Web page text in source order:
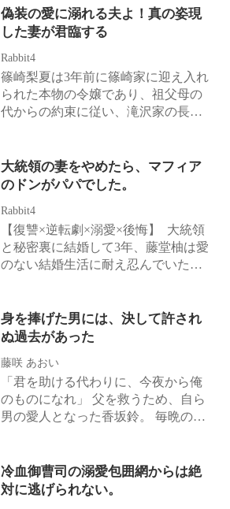
る隙さえ与えなかった。名門中の名
門・加藤家の御曹司にして、海軍大
を突きつけたのだ。その衝撃は、上
流社会を根底から揺るがしていく
――！
片山美月が最低な男に付きまとわれ
ていたところ、篠原蒼真が颯爽と現
うつむいて感謝を伝えると、彼は彼
女を見下ろし、耳元で低く囁いた。
「感謝するより、君に篠原の妻にな
ってほしい」
振り返った瞬間、景色は一変する。
五台の超高級車が連なる出迎え。引
き継がれる、数千億単位の莫大な遺
産。本物のトップ令嬢として舞い戻
った彼女を、街中の御曹司たちが狂
ったように追いかけ始めたのだ。 そ
れだけじゃない。女を寄せ付けず、
物を狙うように、彼女へと急接近し
てきて——。 やがて、蓮矢は自分の
這いつくばって復縁を懇願する。 知
依は冷たく笑みを浮かべ、隣の男の
腕にしなだれかかる。「元夫さん、
よく見て。今、私の隣にいる人は、
復縁すればいい」 彼は時水恋がずっ
とその場で待っていると信じていた
が、彼女はもう目が覚めていた。 涙
は枯れ果て、時水恋の心も死んだ。
こうして偽りの離婚は、本当の別れ
となった。 子を堕ろし、人生を再出
――狂ってしまった。 ――後に、噂
が流れた。かつて傲岸不遜を極めた
あの陸名家の御曹司が、血走った目
でマイバッハを飛ばし、狂ったよう
に彼女を追い続けた、と。ただ、憐
れみの一瞥を乞うためだけに……。
偽装の愛に溺れる夫よ！真の姿現
した妻が君臨する
Rabbit4
篠崎梨夏は3年前に篠崎家に迎え入れ
られた本物の令嬢であり、祖父母の
代からの約束に従い、滝沢家の長
てきた男性だった。 結婚からの3年
間、篠崎梨夏は滝沢正司のために自
陰で支える完璧な妻になることだけ
を願っていた。 自分が世界で一番幸
せな女性だと思っていた彼女に、現
実は残酷な仕打ちを下す。 夫は、不
夏の実の両親や兄と結託し、真奈と
盛大な結婚式を挙げたのだ。 「法的
な効力のない偽の結婚式だ。死にゆ
く人間に目くじらを立てる必要があ
るのか？」 悪びれない夫の態度と家
族の冷たい視線に心底失望した篠崎
梨夏は、離婚協議書を残し、身一つ
引きに過ぎないと思い込んでいた。
ベンチャーキャピタルの創設者、ト
大統領の妻をやめたら、マフィア
のドンがパパでした。
Rabbit4
【復讐×逆転劇×溺愛×後悔】 大統領
と秘密裏に結婚して3年、藤堂柚は愛
のない結婚生活に耐え忍んでいた。
した。彼が放った「おばさん」とい
う冷たい一言が、3年間の情を完全に
母親が8ヶ月もの間待ち続けた移植用
の心臓は、あろうことか長谷川の手
によって奪われ、彼の愛する人へと
与えられていたのだ。 「愛されてい
堂柚はついに見切りをつけ、離婚届
にサインをしてその場を去る。 これ
身を捧げた男には、決して許され
ぬ過去があった
藤咲 あおい
「君を助ける代わりに、今夜から俺
のものになれ」 父を救うため、自ら
男の愛人となった香坂鈴。 毎晩のよ
と狂気に溺れていく―― しかし彼に
は、すでに婚約者がいた。 身を引い
冷血御曹司の溺愛包囲網からは絶
対に逃げられない。